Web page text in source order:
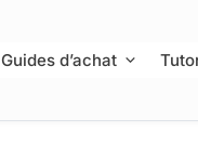
Guides d’achat